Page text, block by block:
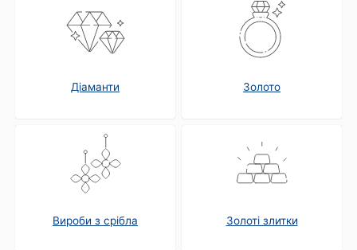
Діаманти Золото
Вироби з срібла Золоті злитки